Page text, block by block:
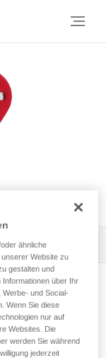
Filter
ähnliche
Website zu
gestalten und
über Ihr
und Social-
Wenn Sie diese
nur auf
Websites. Die
werden Sie während
jederzeit